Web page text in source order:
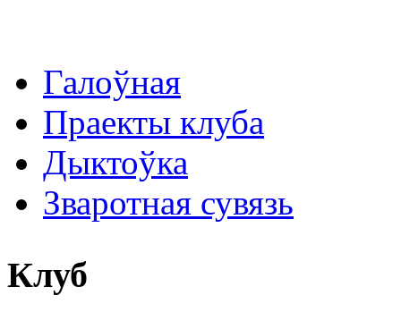
Галоўная
Праекты клуба
Дыктоўка
Зваротная сувязь
Клуб